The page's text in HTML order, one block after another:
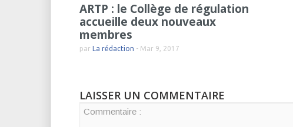
ARTP : le Collège de régulation
accueille deux nouveaux
membres
par La rédaction - Mar 9, 2017
LAISSER UN COMMENTAIRE